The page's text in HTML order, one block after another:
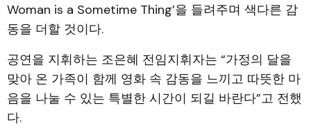
Woman is a Sometime Thing’을 들려주며 색다른 감
동을 더할 것이다.
공연을 지휘하는 조은혜 전임지휘자는 “가정의 달을
맞아 온 가족이 함께 영화 속 감동을 느끼고 따뜻한 마
음을 나눌 수 있는 특별한 시간이 되길 바란다”고 전했
다.